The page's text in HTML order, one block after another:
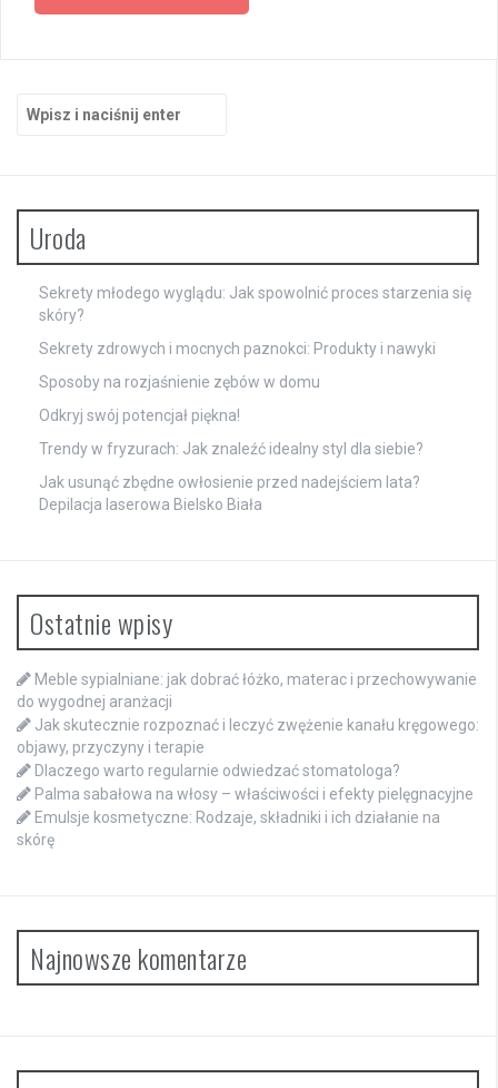
Uroda
Sekrety młodego wyglądu: Jak spowolnić proces starzenia się
skóry?
Sekrety zdrowych i mocnych paznokci: Produkty i nawyki
Sposoby na rozjaśnienie zębów w domu
Odkryj swój potencjał piękna!
Trendy w fryzurach: Jak znaleźć idealny styl dla siebie?
Jak usunąć zbędne owłosienie przed nadejściem lata?
Depilacja laserowa Bielsko Biała
Ostatnie wpisy
Meble sypialniane: jak dobrać łóżko, materac i przechowywanie
do wygodnej aranżacji
Jak skutecznie rozpoznać i leczyć zwężenie kanału kręgowego:
objawy, przyczyny i terapie
Dlaczego warto regularnie odwiedzać stomatologa?
Palma sabałowa na włosy – właściwości i efekty pielęgnacyjne
Emulsje kosmetyczne: Rodzaje, składniki i ich działanie na
skórę
Najnowsze komentarze